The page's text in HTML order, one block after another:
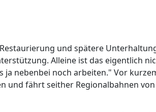
und spätere
Alleine ist das eigentlich
ja nebenbei noch arbeiten." Vor
und fährt seither Regionalbahnen